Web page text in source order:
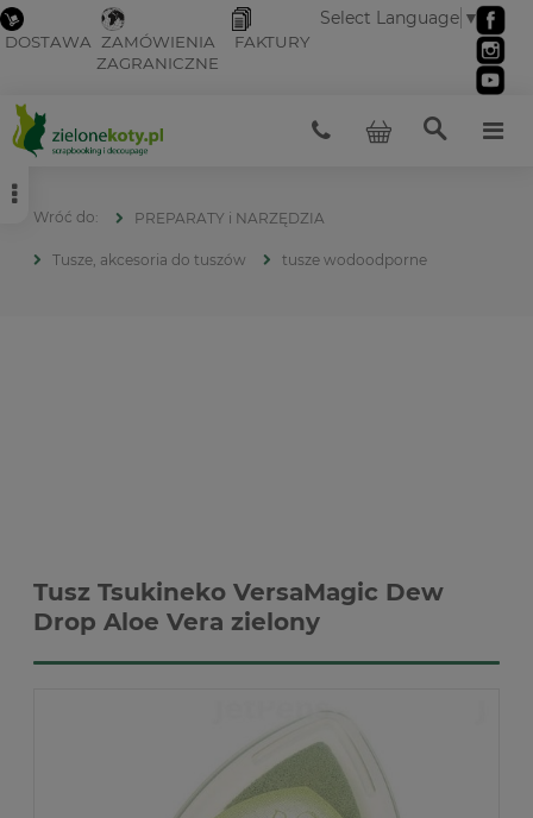
DOSTAWA ZAMÓWIENIA
ZAGRANICZNE
FAKTURY
Select Language ▼
PREPARATY i NARZĘDZIA
Tusze, akcesoria do tuszów tusze wodoodporne
Tusz Tsukineko VersaMagic Dew
Drop Aloe Vera zielony